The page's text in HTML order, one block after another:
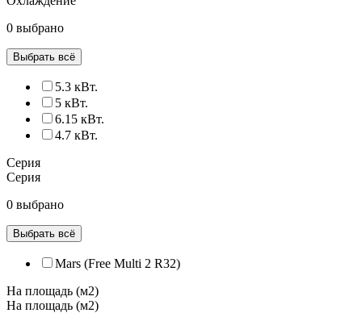
0 выбрано
Выбрать всё
5.3 кВт.
5 кВт.
6.15 кВт.
4.7 кВт.
Серия
Серия
0 выбрано
Выбрать всё
Mars (Free Multi 2 R32)
На площадь (м2)
На площадь (м2)